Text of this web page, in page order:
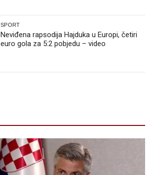
SPORT
Neviđena rapsodija Hajduka u Europi, četiri
euro gola za 5:2 pobjedu – video